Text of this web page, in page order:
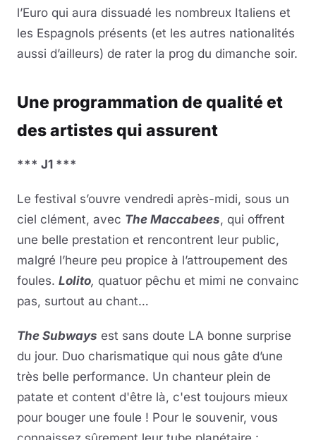
l’Euro qui aura dissuadé les nombreux Italiens et
les Espagnols présents (et les autres nationalités
aussi d’ailleurs) de rater la prog du dimanche soir.
Une programmation de qualité et
des artistes qui assurent
*** J1 ***
Le festival s’ouvre vendredi après-midi, sous un
ciel clément, avec The Maccabees, qui offrent
une belle prestation et rencontrent leur public,
malgré l’heure peu propice à l’attroupement des
foules. Lolito, quatuor pêchu et mimi ne convainc
pas, surtout au chant…
The Subways est sans doute LA bonne surprise
du jour. Duo charismatique qui nous gâte d’une
très belle performance. Un chanteur plein de
patate et content d'être là, c'est toujours mieux
pour bouger une foule ! Pour le souvenir, vous